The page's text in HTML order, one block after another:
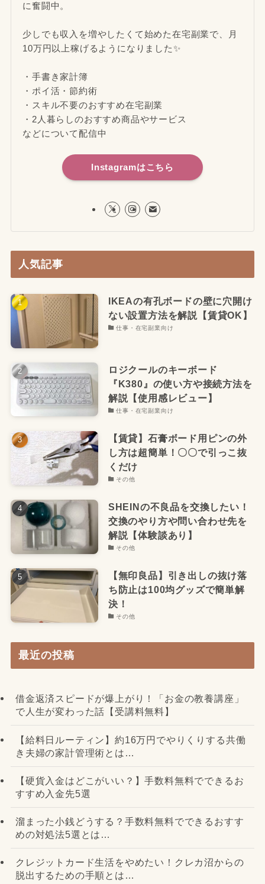
に奮闘中。
少しでも収入を増やしたくて始めた在宅副業で、月
10万円以上稼げるようになりました✨
・手書き家計簿
・ポイ活・節約術
・スキル不要のおすすめ在宅副業
・2人暮らしのおすすめ商品やサービス
などについて配信中
Instagramはこちら
人気記事
IKEAの有孔ボードの壁に穴開け
ない設置方法を解説【賃貸OK】
仕事・在宅副業向け
ロジクールのキーボード
『K380』の使い方や接続方法を
解説【使用感レビュー】
仕事・在宅副業向け
【賃貸】石膏ボード用ピンの外
し方は超簡単！〇〇で引っこ抜
くだけ
その他
SHEINの不良品を交換したい！
交換のやり方や問い合わせ先を
解説【体験談あり】
その他
【無印良品】引き出しの抜け落
ち防止は100均グッズで簡単解
決！
その他
最近の投稿
借金返済スピードが爆上がり！「お金の教養講座」
で人生が変わった話【受講料無料】
【給料日ルーティン】約16万円でやりくりする共働
き夫婦の家計管理術とは…
【硬貨入金はどこがいい？】手数料無料でできるお
すすめ入金先5選
溜まった小銭どうする？手数料無料でできるおすす
めの対処法5選とは…
クレジットカード生活をやめたい！クレカ沼からの
脱出するための手順とは…